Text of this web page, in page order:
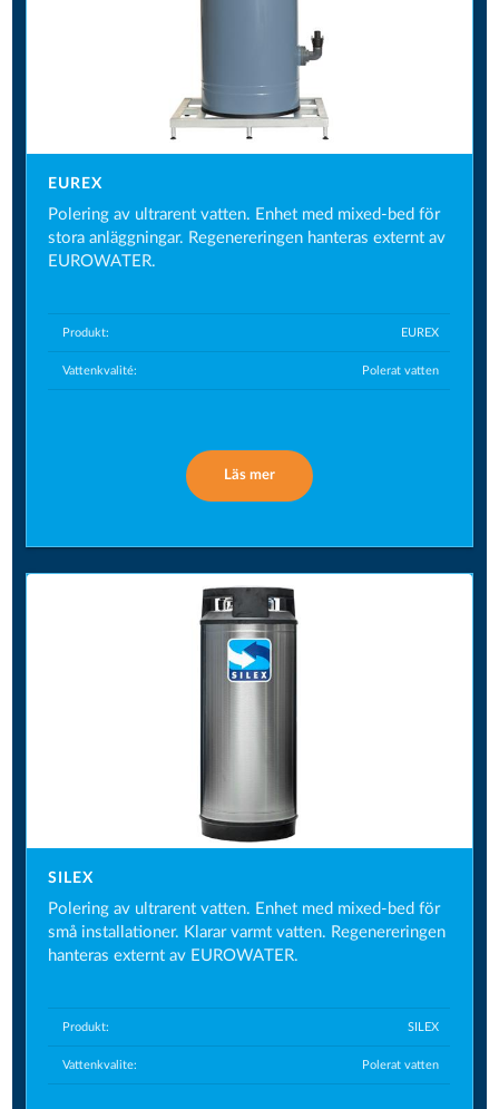
EUREX
Polering av ultrarent vatten. Enhet med mixed-bed för
stora anläggningar. Regenereringen hanteras externt av
EUROWATER.
Produkt: EUREX
Vattenkvalité: Polerat vatten
Läs mer
SILEX
Polering av ultrarent vatten. Enhet med mixed-bed för
små installationer. Klarar varmt vatten. Regenereringen
hanteras externt av EUROWATER.
Produkt: SILEX
Vattenkvalite: Polerat vatten